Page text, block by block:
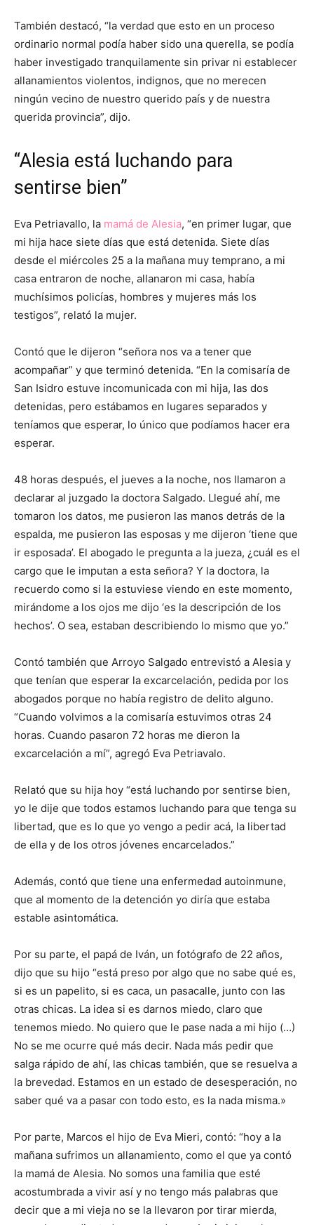
También destacó, “la verdad que esto en un proceso
ordinario normal podía haber sido una querella, se podía
haber investigado tranquilamente sin privar ni establecer
allanamientos violentos, indignos, que no merecen
ningún vecino de nuestro querido país y de nuestra
querida provincia”, dijo.
“Alesia está luchando para
sentirse bien”
Eva Petriavallo, la mamá de Alesia, “en primer lugar, que
mi hija hace siete días que está detenida. Siete días
desde el miércoles 25 a la mañana muy temprano, a mi
casa entraron de noche, allanaron mi casa, había
muchísimos policías, hombres y mujeres más los
testigos”, relató la mujer.
Contó que le dijeron “señora nos va a tener que
acompañar” y que terminó detenida. “En la comisaría de
San Isidro estuve incomunicada con mi hija, las dos
detenidas, pero estábamos en lugares separados y
teníamos que esperar, lo único que podíamos hacer era
esperar.
48 horas después, el jueves a la noche, nos llamaron a
declarar al juzgado la doctora Salgado. Llegué ahí, me
tomaron los datos, me pusieron las manos detrás de la
espalda, me pusieron las esposas y me dijeron ‘tiene que
ir esposada’. El abogado le pregunta a la jueza, ¿cuál es el
cargo que le imputan a esta señora? Y la doctora, la
recuerdo como si la estuviese viendo en este momento,
mirándome a los ojos me dijo ‘es la descripción de los
hechos’. O sea, estaban describiendo lo mismo que yo.”
Contó también que Arroyo Salgado entrevistó a Alesia y
que tenían que esperar la excarcelación, pedida por los
abogados porque no había registro de delito alguno.
“Cuando volvimos a la comisaría estuvimos otras 24
horas. Cuando pasaron 72 horas me dieron la
excarcelación a mí”, agregó Eva Petriavalo.
Relató que su hija hoy “está luchando por sentirse bien,
yo le dije que todos estamos luchando para que tenga su
libertad, que es lo que yo vengo a pedir acá, la libertad
de ella y de los otros jóvenes encarcelados.”
Además, contó que tiene una enfermedad autoinmune,
que al momento de la detención yo diría que estaba
estable asintomática.
Por su parte, el papá de Iván, un fotógrafo de 22 años,
dijo que su hijo “está preso por algo que no sabe qué es,
si es un papelito, si es caca, un pasacalle, junto con las
otras chicas. La idea si es darnos miedo, claro que
tenemos miedo. No quiero que le pase nada a mi hijo (…)
No se me ocurre qué más decir. Nada más pedir que
salga rápido de ahí, las chicas también, que se resuelva a
la brevedad. Estamos en un estado de desesperación, no
saber qué va a pasar con todo esto, es la nada misma.»
Por parte, Marcos el hijo de Eva Mieri, contó: “hoy a la
mañana sufrimos un allanamiento, como el que ya contó
la mamá de Alesia. No somos una familia que esté
acostumbrada a vivir así y no tengo más palabras que
decir que a mi vieja no se la llevaron por tirar mierda,